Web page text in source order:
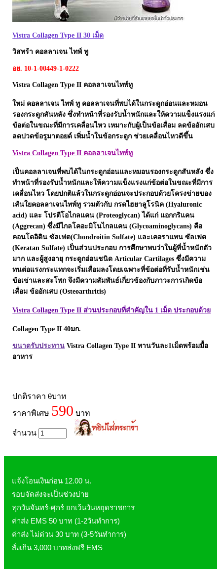
Pharmahof
CeraVe
Preme nobu
Eucerin ยูเซอรีน
Hi-balanz
La Roche-Posay
Smooth-E
Pharmapure
Provamed
Vin21
karmart
Galderma
Sebamed
Stiefel
ผลิตภัณฑ์ รพ.ยันฮี
แบรนด์ซูปไก่เม็ด
banner แบนเนอร์ โปรตีน
Vpure
Vistra Collagen Type II 30 เม็ด
วิสทร้า คอลลาเจน ไทพ์ ทู
อย. 10-1-00449-1-0222
Vistra Collagen Type II คอลลาเจนไทพ์ทู
ใหม่ คอลลาเจน ไทพ์ ทู คอลลาเจนที่พบได้ในกระดูกอ่อนและหมอน
รองกระดูกสันหลัง ซึ่งทำหน้าที่รองรับน้ำหนักและให้ความแข็งแรงแก่
ข้อต่อในขณะที่มีการเคลื่อนไหว เหมาะกับผู้เป็นข้อเสื่อม ลดข้ออักเสบ
ลดปวดข้อรูมาตอยด์ เพิ่มน้ำในข้อกระดูก ช่วยเคลื่อนไหวดีขึ้น
Vistra Collagen Type II คอลลาเจนไทพ์ทู
เป็นคอลลาเจนที่พบได้ในกระดูกอ่อนและหมอนรองกระดูกสันหลัง ซึ่ง
ทำหน้าที่รองรับน้ำหนักและให้ความแข็งแรงแก่ข้อต่อในขณะที่มีการ
เคลื่อนไหว โดยปกติแล้วในกระดูกอ่อนจะประกอบด้วยโครงข่ายของ
เส้นใยคอลลาเจนไทพ์ทู รวมตัวกับ กรดไฮยาลูโรนิค (Hyaluronic
acid) และ โปรตีโอไกลแคน (Proteoglycan) ได้แก่ แอกกริแคน
(Aggrecan) ซึ่งมีไกลโคอะมิโนไกลแคน (Glycoaminoglycans) คือ
คอนโดอิติน ซัลเฟต(Chondroitin Sulfate) และเคอราแทน ซัลเฟต
(Keratan Sulfate) เป็นส่วนประกอบ การศึกษาพบว่าในผู้ที่น้ำหนักตัว
มาก และผู้สูงอายุ กระดูกอ่อนชนิด Articular Cartilages ซึ่งมีความ
ทนต่อแรงกระแทกจะเริ่มเสื่อมลงโดยเฉพาะที่ข้อต่อที่รับน้ำหนักเช่น
ข้อเข่าและสะโพก จึงมีความสัมพันธ์เกี่ยวข้องกับภาวะการเกิดข้อ
เสื่อม ข้ออักเสบ (Osteoarthritis)
Vistra Collagen Type II ส่วนประกอบที่สำคัญใน 1 เม็ด ประกอบด้วย
Collagen Type II 40มก.
ขนาดรับประทาน Vistra Collagen Type II ทานวันละ1เม็ดพร้อมมื้อ
อาหาร
ปกติราคา0บาท
ราคาพิเศษ 590 บาท
จำนวน
แจ้งโอนเงินก่อน 12.00 น.
รอบจัดส่งจะเป็นช่วงบ่าย
ทุกวันจันทร์-ศุกร์ ยกเว้นวันหยุดราชการ
ค่าส่ง EMS 50 บาท (1-2วันทำการ)
ค่าส่ง ไม่ด่วน 30 บาท (3-5วันทำการ)
สั่งเกิน 3,000 บาทส่งฟรี EMS